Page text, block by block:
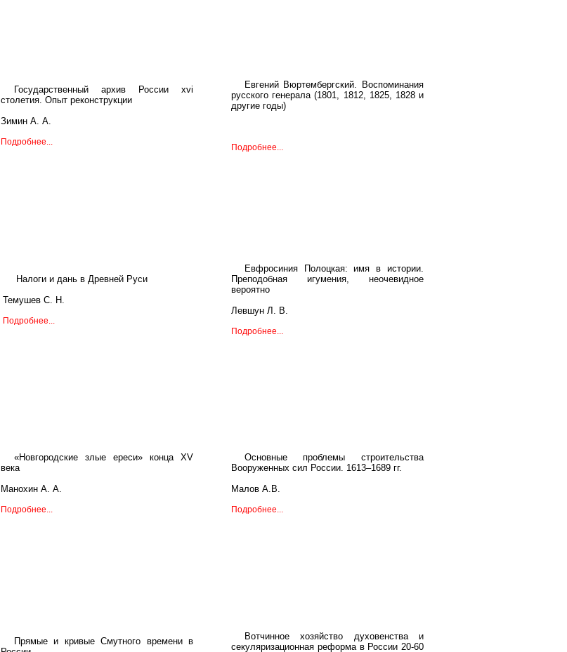
Государственный архив России xvi
столетия. Опыт реконструкции
Зимин А. А.
Подробнее...
Евгений Вюртембергский. Воспоминания
русского генерала (1801, 1812, 1825, 1828 и
другие годы)
Подробнее...
Налоги и дань в Древней Руси
Темушев С. Н.
Подробнее...
Евфросиния Полоцкая: имя в истории.
Преподобная игумения, неочевидное
вероятно
Левшун Л. В.
Подробнее...
«Новгородские злые ереси» конца XV
века
Манохин А. А.
Подробнее...
Основные проблемы строительства
Вооруженных сил России. 1613–1689 гг.
Малов А.В.
Подробнее...
Прямые и кривые Смутного времени в
Вотчинное хозяйство духовенства и
секуляризационная реформа в России 20-60